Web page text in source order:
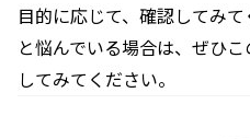
目的に応じて、確認してみ
と悩んでいる場合は、ぜひ
してみてください。